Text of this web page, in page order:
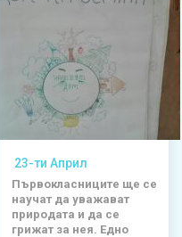
23-ти Април
Първокласниците ще се
научат да уважават
природата и да се
грижат за нея. Едно